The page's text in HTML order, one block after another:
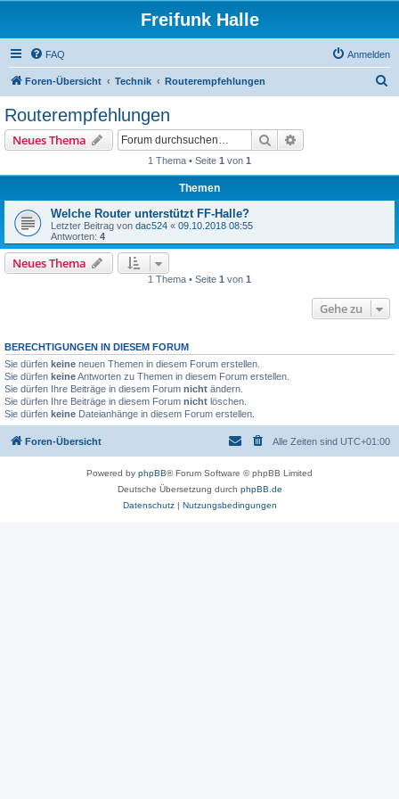
Freifunk Halle
FAQ Anmelden
Foren-Übersicht Technik Routerempfehlungen
Routerempfehlungen
Neues Thema Suche
1 Thema • Seite 1 von 1
Themen
Welche Router unterstützt FF-Halle?
Letzter Beitrag von dac524 « 09.10.2018 08:55
Antworten: 4
Neues Thema
1 Thema • Seite 1 von 1
Gehe zu
BERECHTIGUNGEN IN DIESEM FORUM
Sie dürfen keine neuen Themen in diesem Forum erstellen.
Sie dürfen keineAntworten zu Themen in diesem Forum erstellen.
Sie dürfen Ihre Beiträge in diesem Forum nicht ändern.
Sie dürfen Ihre Beiträge in diesem Forum nicht löschen.
Sie dürfen keine Dateianhänge in diesem Forum erstellen.
Foren-Übersicht Alle Zeiten sind UTC+01:00
Powered by phpBB® Forum Software © phpBB Limited
Deutsche Übersetzung durch phpBB.de
Datenschutz| Nutzungsbedingungen